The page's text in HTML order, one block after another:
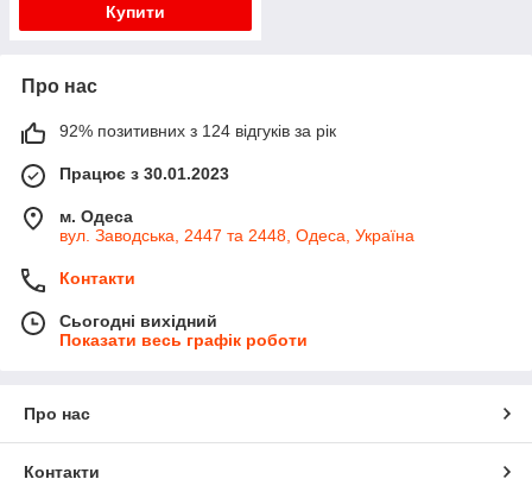
Купити
Про нас
92% позитивних з 124 відгуків за рік
Працює з 30.01.2023
м. Одеса
вул. Заводська, 2447 та 2448, Одеса, Україна
Контакти
Сьогодні вихідний
Показати весь графік роботи
Про нас
Контакти